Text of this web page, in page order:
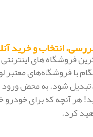
فروشگاه های
با فروشگاه‌های معتبر
هر آنچه که برای خودرو
کرد.